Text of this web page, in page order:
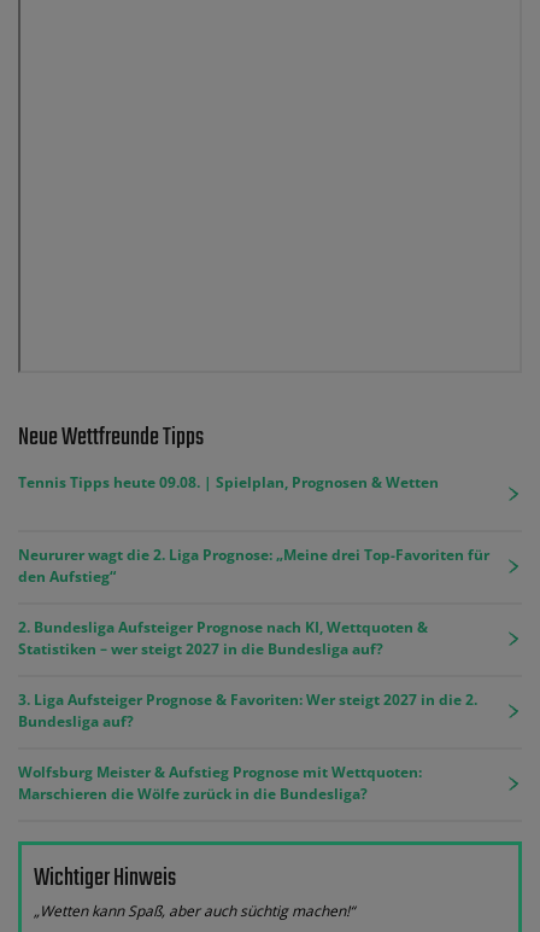
Neue Wettfreunde Tipps
Tennis Tipps heute 09.08. | Spielplan, Prognosen & Wetten
Neururer wagt die 2. Liga Prognose: „Meine drei Top-Favoriten für
den Aufstieg“
2. Bundesliga Aufsteiger Prognose nach KI, Wettquoten &
Statistiken – wer steigt 2027 in die Bundesliga auf?
3. Liga Aufsteiger Prognose & Favoriten: Wer steigt 2027 in die 2.
Bundesliga auf?
Wolfsburg Meister & Aufstieg Prognose mit Wettquoten:
Marschieren die Wölfe zurück in die Bundesliga?
Wichtiger Hinweis
„Wetten kann Spaß, aber auch süchtig machen!“